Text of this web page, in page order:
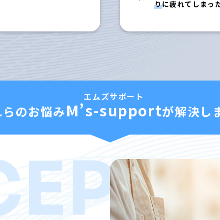
りに疲れてしまっ
のお悩みM’s-supportが解決し